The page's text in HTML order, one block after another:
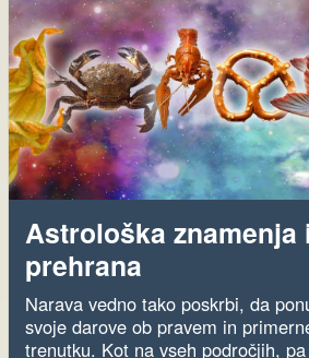
Astrološka znamenja
prehrana
Narava vedno tako poskrbi, da
svoje darove ob pravem in
trenutku. Kot na vseh področjih,